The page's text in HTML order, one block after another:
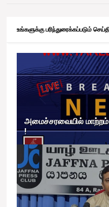
உங்களுக்கு பரிந்துரைக்கப்படும்
அமைச்சரவையில்
!